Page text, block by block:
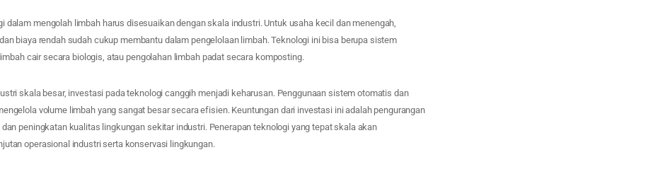
dalam mengolah limbah harus disesuaikan dengan skala industri. Untuk usaha kecil dan menengah,
biaya rendah sudah cukup membantu dalam pengelolaan limbah. Teknologi ini bisa berupa sistem
cair secara biologis, atau pengolahan limbah padat secara komposting.
skala besar, investasi pada teknologi canggih menjadi keharusan. Penggunaan sistem otomatis dan
volume limbah yang sangat besar secara efisien. Keuntungan dari investasi ini adalah pengurangan
dan peningkatan kualitas lingkungan sekitar industri. Penerapan teknologi yang tepat skala akan
operasional industri serta konservasi lingkungan.